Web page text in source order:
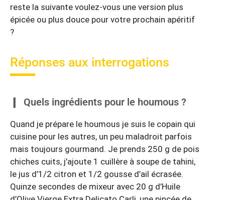
reste la suivante voulez‑vous une version plus
épicée ou plus douce pour votre prochain apéritif
?
Réponses aux interrogations
Quels ingrédients pour le houmous ?
Quand je prépare le houmous je suis le copain qui
cuisine pour les autres, un peu maladroit parfois
mais toujours gourmand. Je prends 250 g de pois
chiches cuits, j’ajoute 1 cuillère à soupe de tahini,
le jus d’1/2 citron et 1/2 gousse d’ail écrasée.
Quinze secondes de mixeur avec 20 g d’Huile